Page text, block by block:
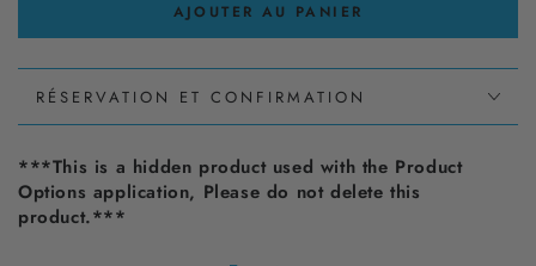
AJOUTER AU PANIER
RÉSERVATION ET CONFIRMATION
***This is a hidden product used with the Product
Options application, Please do not delete this
product.***